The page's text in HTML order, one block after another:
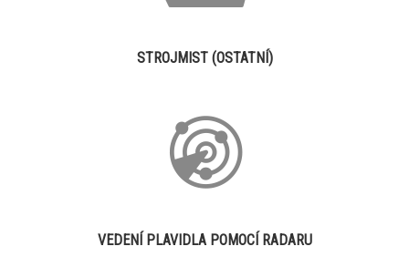
STROJMIST (OSTATNÍ)
VEDENÍ PLAVIDLA POMOCÍ RADARU